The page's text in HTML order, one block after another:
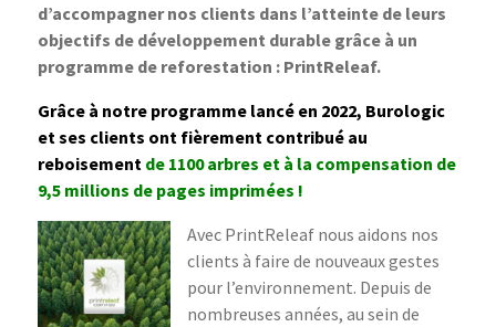
d’accompagner nos clients dans l’atteinte de leurs
objectifs de développement durable grâce à un
programme de reforestation : PrintReleaf.
Grâce à notre programme lancé en 2022, Burologic
et ses clients ont fièrement contribué au
reboisementde 1100 arbres et à la compensation de
9,5 millions de pages imprimées !
Avec PrintReleaf nous aidons nos
clients à faire de nouveaux gestes
pour l’environnement. Depuis de
nombreuses années, au sein de